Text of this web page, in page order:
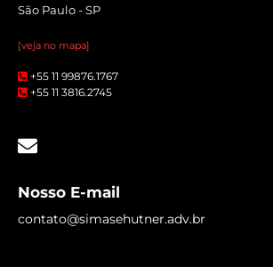
São Paulo - SP
[veja no mapa]
+55 11 99876.1767
+55 11 3816.2745
Nosso E-mail
contato@simasehutner.adv.br